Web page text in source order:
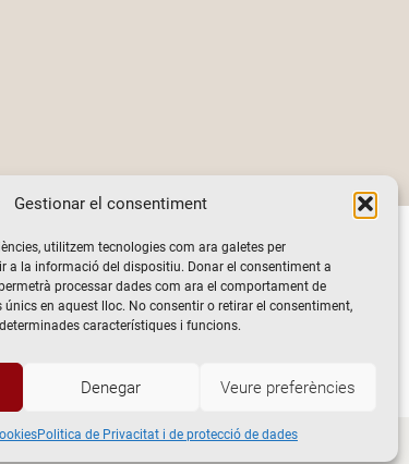
Gestionar el consentiment
utilitzem tecnologies com ara galetes per
a la informació del dispositiu. Donar el consentiment a
processar dades com ara el comportament de
en aquest lloc. No consentir o retirar el consentiment,
característiques i funcions.
Denegar Veure preferències
Politica de Privacitat i de protecció de dades
de dades Politica de Cookies